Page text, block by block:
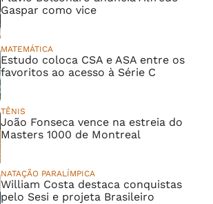
Gaspar como vice
MATEMÁTICA
Estudo coloca CSA e ASA entre os
favoritos ao acesso à Série C
TÊNIS
João Fonseca vence na estreia do
Masters 1000 de Montreal
NATAÇÃO PARALÍMPICA
William Costa destaca conquistas
pelo Sesi e projeta Brasileiro